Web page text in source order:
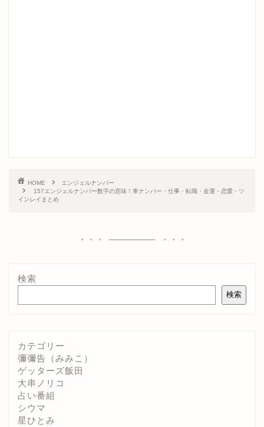
HOME
エンジェルナンバー
157エンジェルナンバー数字の意味！車ナンバー・仕事・転職・金運・恋愛・ツ
インレイまとめ
検索
検索
カテゴリー
彌彌告（みみこ）
ゲッターズ飯田
大串ノリコ
占い番組
シウマ
星ひとみ